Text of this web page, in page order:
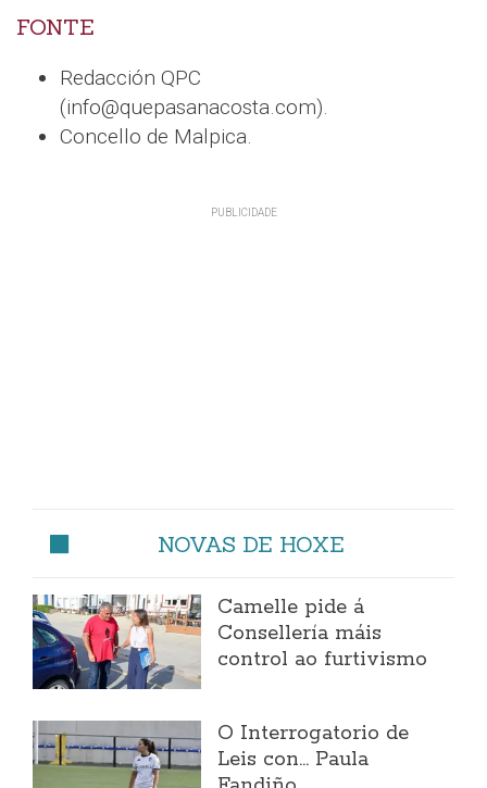
FONTE
Redacción QPC
(info@quepasanacosta.com).
Concello de Malpica.
NOVAS DE HOXE
Camelle pide á
Consellería máis
control ao furtivismo
O Interrogatorio de
Leis con... Paula